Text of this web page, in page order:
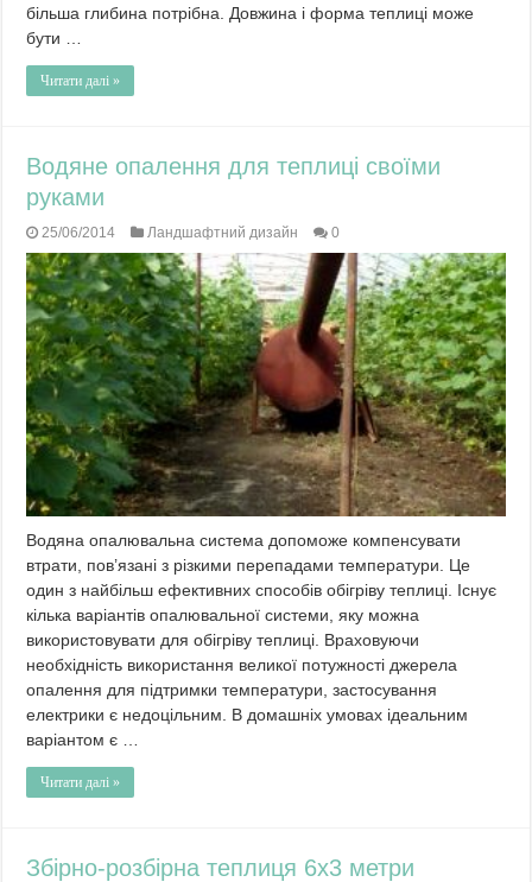
більша глибина потрібна. Довжина і форма теплиці може
бути …
Читати далі »
Водяне опалення для теплиці своїми
руками
25/06/2014 Ландшафтний дизайн 0
Водяна опалювальна система допоможе компенсувати
втрати, пов’язані з різкими перепадами температури. Це
один з найбільш ефективних способів обігріву теплиці. Існує
кілька варіантів опалювальної системи, яку можна
використовувати для обігріву теплиці. Враховуючи
необхідність використання великої потужності джерела
опалення для підтримки температури, застосування
електрики є недоцільним. В домашніх умовах ідеальним
варіантом є …
Читати далі »
Збірно-розбірна теплиця 6х3 метри